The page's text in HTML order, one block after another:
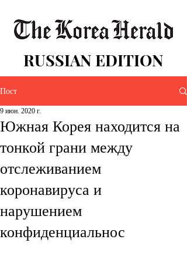
RUSSIAN EDITION
Пост
Южная Корея находится на
тонкой грани между
отслеживанием
коронавируса и
нарушением
конфиденциальнос
9 июн. 2020 г.